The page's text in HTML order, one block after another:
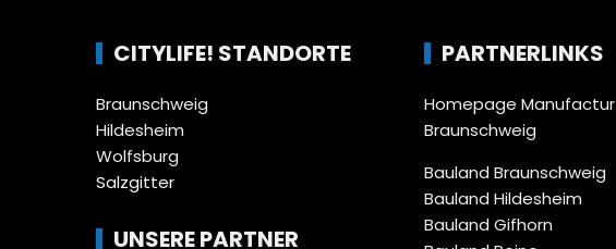
CITYLIFE! STANDORTE
Braunschweig
Hildesheim
Wolfsburg
Salzgitter
UNSERE PARTNER
PARTNERLINKS
Homepage Manufactur
Braunschweig
Bauland Braunschweig
Bauland Hildesheim
Bauland Gifhorn